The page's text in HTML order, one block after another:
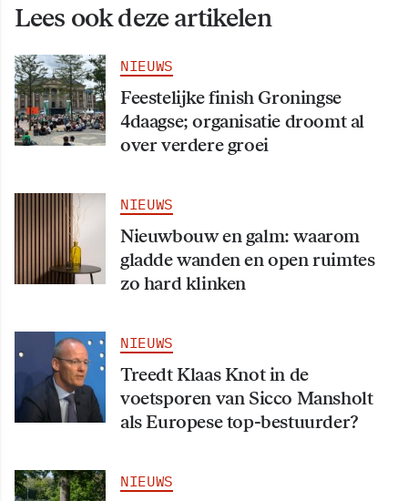
Lees ook deze artikelen
NIEUWS
Feestelijke finish Groningse
4daagse; organisatie droomt al
over verdere groei
NIEUWS
Nieuwbouw en galm: waarom
gladde wanden en open ruimtes
zo hard klinken
NIEUWS
Treedt Klaas Knot in de
voetsporen van Sicco Mansholt
als Europese top-bestuurder?
NIEUWS